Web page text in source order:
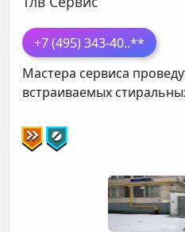
+7 (495) 343-40..**
Мастера сервиса
встраиваемых